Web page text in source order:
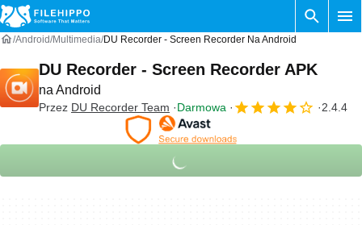
Android Multimedia DU Recorder - Screen Recorder Na Android
DU Recorder - Screen Recorder APK
na Android
Przez DU Recorder Team Darmowa 2.4.4